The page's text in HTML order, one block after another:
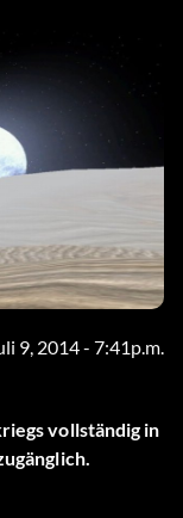
9, 2014 - 7:41p.m.
vollständig in